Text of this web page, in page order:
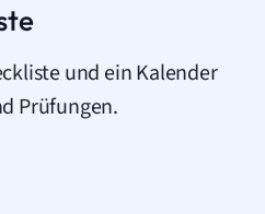
und ein Kalender
Prüfungen.